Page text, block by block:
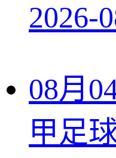
2026-
08月
甲足